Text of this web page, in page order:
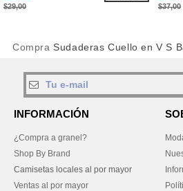
$29,00 $37,00
Compra Sudaderas Cuello en V S
INFORMACIÓN
¿Compra a granel?
Shop By Brand
Camisetas locales al por mayor
Ventas al por mayor